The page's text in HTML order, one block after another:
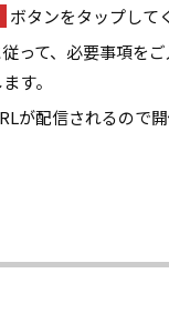
ボタンをタップして
って、必要事項を
す。
が配信されるので